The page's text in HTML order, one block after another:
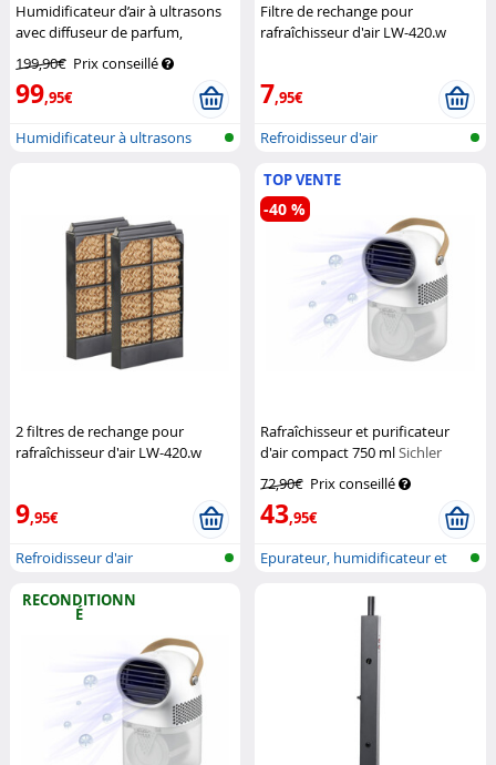
Humidificateur d’air à ultrasons
avec diffuseur de parfum,
ioniseur et lumière UV LBF-600
Carlo Milano
199,90€ Prix conseillé
99,95€
Humidificateur à ultrasons
Filtre de rechange pour
rafraîchisseur d'air LW-420.w
7,95€
Refroidisseur d'air
2 filtres de rechange pour
rafraîchisseur d'air LW-420.w
9,95€
Refroidisseur d'air
TOP VENTE
Rafraîchisseur et purificateur
d'air compact 750 mlSichler
72,90€ Prix conseillé
43,95€
-40 %
Epurateur, humidificateur et
RECONDITIONN
É